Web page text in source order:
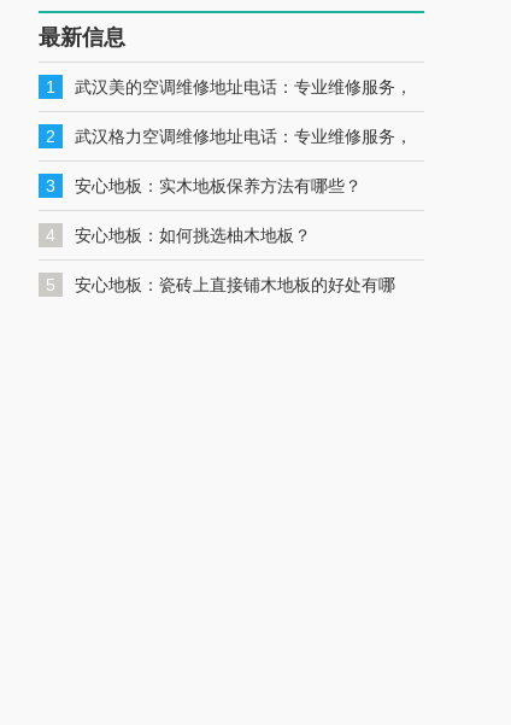
最新信息
1 武汉美的空调维修地址电话：专业维修服务，
一键联系解决您的美的空调问题
2 武汉格力空调维修地址电话：专业维修服务，
一键联系解决您的格力空调问题
3 安心地板：实木地板保养方法有哪些？
4 安心地板：如何挑选柚木地板？
5 安心地板：瓷砖上直接铺木地板的好处有哪